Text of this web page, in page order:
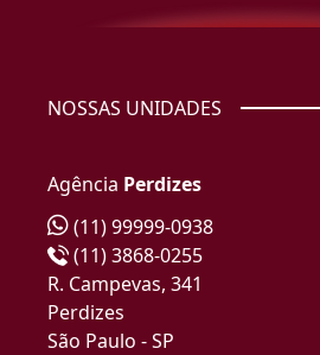
NOSSAS UNIDADES
Agência Perdizes
(11) 99999-0938
(11) 3868-0255
R. Campevas, 341
Perdizes
São Paulo - SP